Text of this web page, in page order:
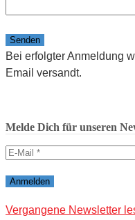
Bitte lasse dieses Feld leer.
Bei erfolgter Anmeldung
Email versandt.
Melde Dich für unseren
Vergangene Newsletter